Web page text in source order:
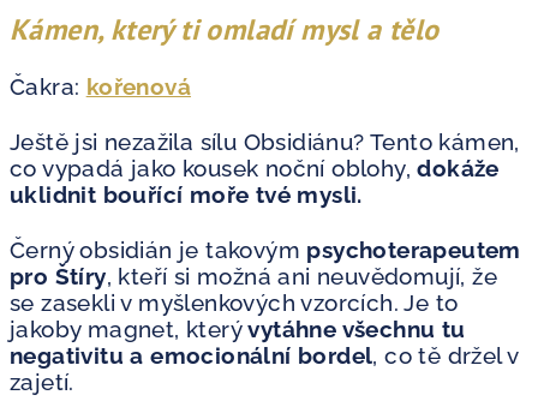
Kámen, který ti omladí mysl a tělo
Čakra: kořenová
Ještě jsi nezažila sílu Obsidiánu? Tento kámen,
co vypadá jako kousek noční oblohy,dokáže
uklidnit bouřící moře tvé mysli.
Černý obsidián je takovým psychoterapeutem
pro Štíry, kteří si možná ani neuvědomují, že
se zasekli v myšlenkových vzorcích. Je to
jakoby magnet, kterývytáhne všechnu tu
negativitu a emocionální bordel, co tě držel v
zajetí.